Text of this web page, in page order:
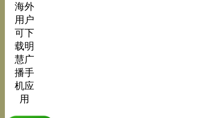
海外
用户
可下
载明
慧广
播手
机应
用